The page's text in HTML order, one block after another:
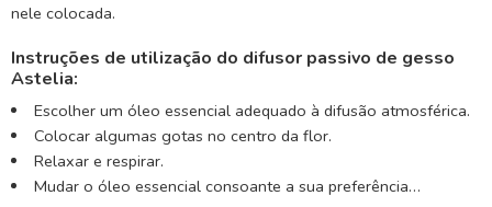
nele colocada.
Instruções de utilização do difusor passivo de gesso
Astelia:
Escolher um óleo essencial adequado à difusão atmosférica.
Colocar algumas gotas no centro da flor.
Relaxar e respirar.
Mudar o óleo essencial consoante a sua preferência…